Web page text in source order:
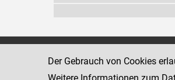
Wiener Jugendgerichtshilfe
www.justiz.gv.at/WrJGH
Der Gebrauch von Cookies